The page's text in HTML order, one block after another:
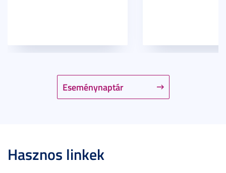
Eseménynaptár
Hasznos linkek